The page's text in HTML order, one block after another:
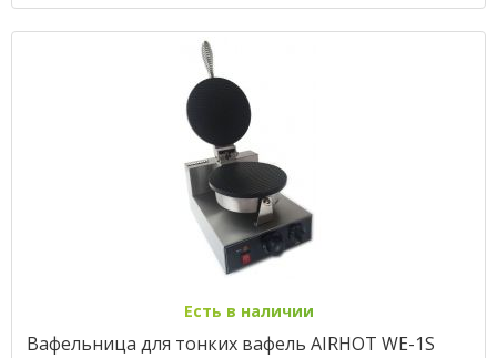
Есть в наличии
Вафельница для тонких вафель AIRHOT WE-1S